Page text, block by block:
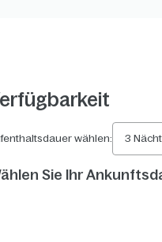
wählen: 3
Sie Ihr